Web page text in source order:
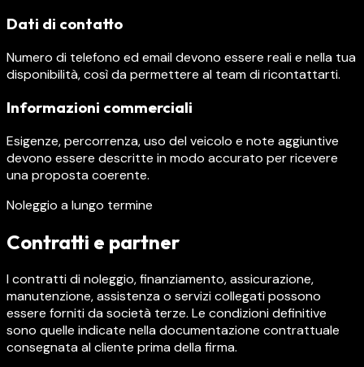
Dati di contatto
Numero di telefono ed email devono essere reali e nella tua
disponibilità, così da permettere al team di ricontattarti.
Informazioni commerciali
Esigenze, percorrenza, uso del veicolo e note aggiuntive
devono essere descritte in modo accurato per ricevere
una proposta coerente.
Noleggio a lungo termine
Contratti e partner
I contratti di noleggio, finanziamento, assicurazione,
manutenzione, assistenza o servizi collegati possono
essere forniti da società terze. Le condizioni definitive
sono quelle indicate nella documentazione contrattuale
consegnata al cliente prima della firma.